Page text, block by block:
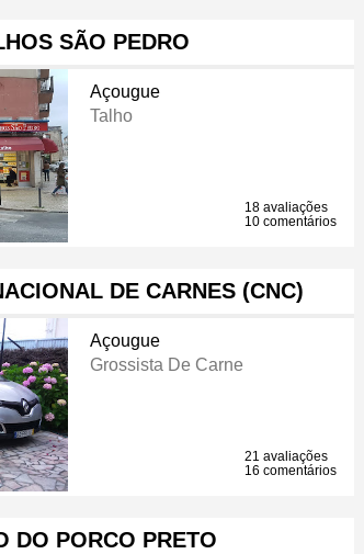
SÃO PEDRO
Açougue
Talho
18 avaliações
10 comentários
DE CARNES (CNC)
Açougue
Grossista De Carne
21 avaliações
16 comentários
DO PORCO PRETO